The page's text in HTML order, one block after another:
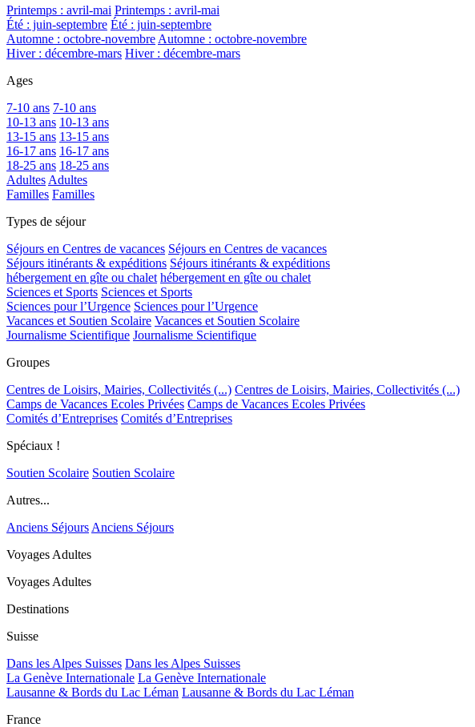
Printemps : avril-mai Printemps : avril-mai
Été : juin-septembre Été : juin-septembre
Automne : octobre-novembreAutomne : octobre-novembre
Hiver : décembre-mars Hiver : décembre-mars
Ages
7-10 ans 7-10 ans
10-13 ans 10-13 ans
13-15 ans 13-15 ans
16-17 ans 16-17 ans
18-25 ans 18-25 ans
AdultesAdultes
Familles Familles
Types de séjour
Séjours en Centres de vacances Séjours en Centres de vacances
Séjours itinérants & expéditions Séjours itinérants & expéditions
hébergement en gîte ou chalet hébergement en gîte ou chalet
Sciences et Sports Sciences et Sports
Sciences pour l’Urgence Sciences pour l’Urgence
Vacances et Soutien Scolaire Vacances et Soutien Scolaire
Journalisme Scientifique Journalisme Scientifique
Groupes
Centres de Loisirs, Mairies, Collectivités (...) Centres de Loisirs, Mairies, Collectivités (...)
Camps de Vacances Ecoles Privées Camps de Vacances Ecoles Privées
Comités d’Entreprises Comités d’Entreprises
Spéciaux !
Soutien Scolaire Soutien Scolaire
Autres...
Anciens SéjoursAnciens Séjours
Voyages Adultes
Voyages Adultes
Destinations
Suisse
Dans les Alpes Suisses Dans les Alpes Suisses
La Genève Internationale La Genève Internationale
Lausanne & Bords du Lac Léman Lausanne & Bords du Lac Léman
France